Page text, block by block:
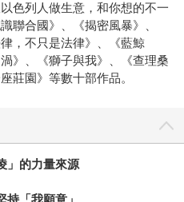
色列人做生意，和你想的不一
聯合國》、《揭密風暴》、
，不只是法律》、《藍鯨
》、《獅子與我》、《查理桑
莊園》等數十部作品。
」的力量來源